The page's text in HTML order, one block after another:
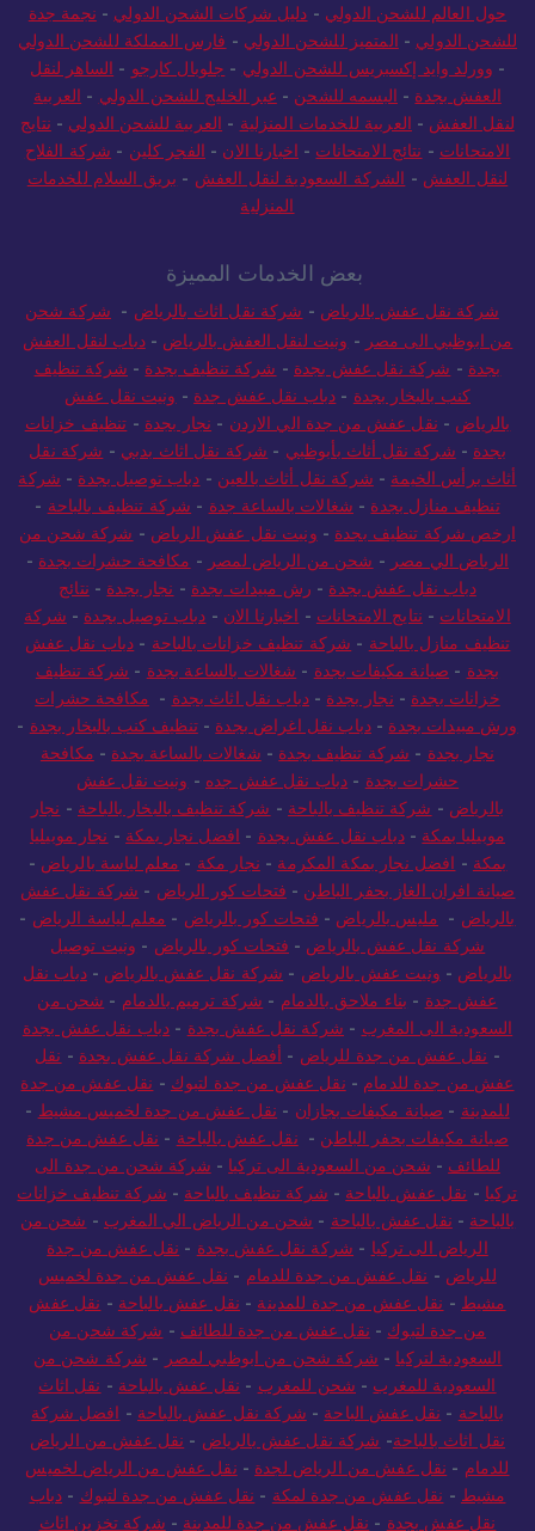
حول العالم للشحن الدولي - دليل شركات الشحن الدولي - نجمة جدة
للشحن الدولي - المتميز للشحن الدولي - فارس المملكة للشحن الدولي
- وورلد وايد إكسبريس للشحن الدولي - جلوبال كارجو - الساهر لنقل
العفش بجدة - البسمه للشحن - عبر الخليج للشحن الدولي - العربية
لنقل العفش - العربية للخدمات المنزلية - العربية للشحن الدولي - نتايج
الامتحانات - نتائج الامتحانات - اخبارنا الان - الفجر كلين - شركة الفلاح
لنقل العفش - الشركة السعودية لنقل العفش - بريق السلام للخدمات
المنزلية
بعض الخدمات المميزة
شركة نقل عفش بالرياض - شركة نقل اثاث بالرياض - شركة شحن
من ابوظبي الى مصر - ونيت لنقل العفش بالرياض -دباب لنقل العفش
بجدة - شركة نقل عفش بجدة - شركة تنظيف بجدة - شركة تنظيف
كنب بالبخار بجدة - دباب نقل عفش جدة - ونيت نقل عفش
بالرياض - نقل عفش من جدة الي الاردن - نجار بجدة - تنظيف خزانات
بجدة - شركة نقل أثاث بأبوظبي - شركة نقل اثاث بدبي - شركة نقل
أثاث برأس الخيمة - شركة نقل أثاث بالعين - دباب توصيل بجدة - شركة
تنظيف منازل بجدة - شغالات بالساعة جدة - شركة تنظيف بالباحة -
ارخص شركة تنظيف بجدة - ونيت نقل عفش الرياض - شركة شحن من
الرياض الي مصر - شحن من الرياض لمصر - مكافحة حشرات بجدة -
دباب نقل عفش بجدة - رش مبيدات بجدة - نجار بجدة - نتائج
الامتحانات - نتايج الامتحانات - اخبارنا الان - دباب توصيل بجدة - شركة
تنظيف منازل بالباحة - شركة تنظيف خزانات بالباحة - دباب نقل عفش
بجدة - صيانة مكيفات بجدة - شغالات بالساعة بجدة - شركة تنظيف
خزانات بجدة - نجار بجدة - دباب نقل اثاث بجدة - مكافحة حشرات
ورش مبيدات بجدة -دباب نقل اغراض بجدة -تنظيف كنب بالبخار بجدة -
نجار بجدة - شركة تنظيف بجدة - شغالات بالساعة بجدة - مكافحة
حشرات بجدة - دباب نقل عفش جده - ونيت نقل عفش
بالرياض - شركة تنظيف بالباحة - شركة تنظيف بالبخار بالباحة - نجار
موبيليا بمكة -دباب نقل عفش بجدة - افضل نجار بمكة - نجار موبيليا
بمكة - افضل نجار بمكة المكرمة - نجار مكة - معلم لياسة بالرياض -
صيانة افران الغاز بحفر الباطن - فتحات كور الرياض - شركة نقل عفش
بالرياض - مليس بالرياض - فتحات كور بالرياض - معلم لياسة الرياض -
شركة نقل عفش بالرياض - فتحات كور بالرياض - ونيت توصيل
بالرياض - ونيت عفش بالرياض - شركة نقل عفش بالرياض -دباب نقل
عفش جدة - بناء ملاحق بالدمام - شركة ترميم بالدمام - شحن من
السعودية الى المغرب - شركة نقل عفش بجدة - دباب نقل عفش بجدة
- نقل عفش من جدة للرياض - أفضل شركة نقل عفش بجدة - نقل
عفش من جدة للدمام - نقل عفش من جدة لتبوك - نقل عفش من جدة
للمدينة - صيانة مكيفات بجازان - نقل عفش من جدة لخميس مشيط -
صيانة مكيفات بحفر الباطن - نقل عفش بالباحة - نقل عفش من جدة
للطائف - شحن من السعودية الى تركيا - شركة شحن من جدة الى
تركيا - نقل عفش بالباحة - شركة تنظيف بالباحة - شركة تنظيف خزانات
بالباحة - نقل عفش بالباحة - شحن من الرياض الي المغرب - شحن من
الرياض الى تركيا - شركة نقل عفش بجدة - نقل عفش من جدة
للرياض - نقل عفش من جدة للدمام - نقل عفش من جدة لخميس
مشيط - نقل عفش من جدة للمدينة - نقل عفش بالباحة - نقل عفش
من جدة لتبوك - نقل عفش من جدة للطائف - شركة شحن من
السعودية لتركيا - شركة شحن من ابوظبي لمصر - شركة شحن من
السعودية للمغرب - شحن للمغرب - نقل عفش بالباحة - نقل اثاث
بالباحة - نقل عفش الباحة - شركة نقل عفش بالباحة - افضل شركة
نقل اثاث بالباحة- شركة نقل عفش بالرياض - نقل عفش من الرياض
للدمام - نقل عفش من الرياض لجدة - نقل عفش من الرياض لخميس
مشيط - نقل عفش من جدة لمكة - نقل عفش من جدة لتبوك - دباب
نقل عفش بجدة - نقل عفش من جدة للمدينة - شركة تخزين اثاث